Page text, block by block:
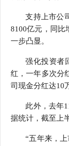
支持上市公
8100亿元，同比
一步凸显。
强化投资者
红，一年多次分
司现金分红达10
此外，去年
据统计，截至上
“五年来，